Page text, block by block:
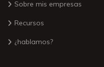
Sobre mis empresas
Recursos
¿hablamos?